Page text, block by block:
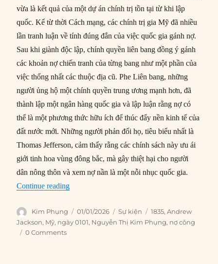
vừa là kết quả của một dự án chính trị tồn tại từ khi lập
quốc. Kể từ thời Cách mạng, các chính trị gia Mỹ đã nhiều
lần tranh luận về tính đúng đắn của việc quốc gia gánh nợ.
Sau khi giành độc lập, chính quyền liên bang đồng ý gánh
các khoản nợ chiến tranh của từng bang như một phần của
việc thống nhất các thuộc địa cũ. Phe Liên bang, những
người ủng hộ một chính quyền trung ương mạnh hơn, đã
thành lập một ngân hàng quốc gia và lập luận rằng nợ có
thể là một phương thức hữu ích để thúc đẩy nền kinh tế của
đất nước mới. Những người phản đối họ, tiêu biểu nhất là
Thomas Jefferson, cảm thấy rằng các chính sách này ưu ái
giới tinh hoa vùng đông bắc, mà gây thiệt hại cho người
dân nông thôn và xem nợ nần là một nỗi nhục quốc gia.
Continue reading“01/01/1835: Nợ công Mỹ lần đầu tiên chạm
Author
Kim Phụng
Posted
on
01/01/2026 Categories
Sự kiện Tags
1835,Andrew
Jackson, Mỹ, ngày 0101, Nguyễn Thị Kim Phụng, nợ công
0 Comments